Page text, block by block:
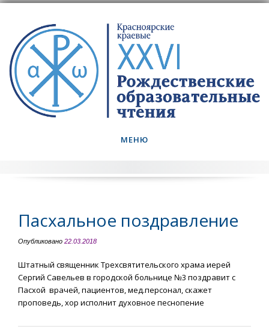
content
МЕНЮ
Пасхальное поздравление
Опубликовано 22.03.2018
Штатный священник Трехсвятительского храма иерей
Сергий Савельев в городской больнице №3 поздравит с
Пасхой врачей, пациентов, мед.персонал, скажет
проповедь, хор исполнит духовное песнопение